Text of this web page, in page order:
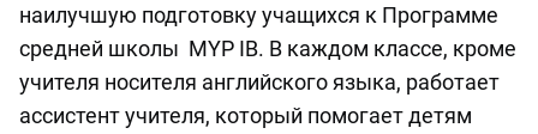
наилучшую подготовку учащихся к Программе
средней школы MYP IB. В каждом классе, кроме
учителя носителя английского языка, работает
ассистент учителя, который помогает детям